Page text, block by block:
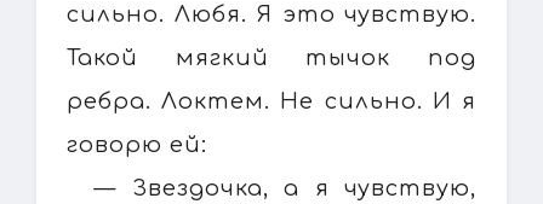
сильно. Любя. Я это чувствую.
Такой мягкий тычок под
ребра. Локтем. Не сильно. И я
говорю ей:
— Звездочка, а я чувствую,